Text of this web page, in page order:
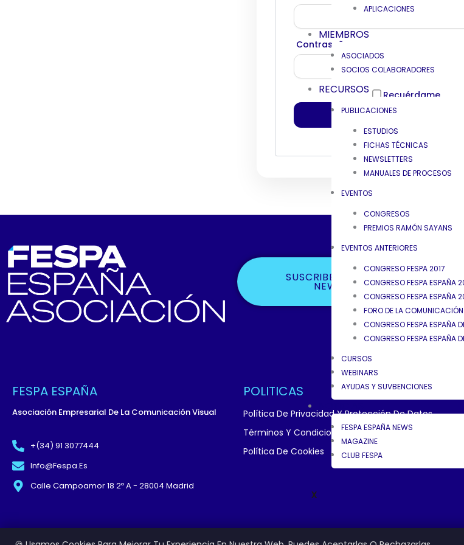
APLICACIONES
MIEMBROS
ASOCIADOS
SOCIOS COLABORADORES
RECURSOS
PUBLICACIONES
ESTUDIOS
FICHAS TÉCNICAS
NEWSLETTERS
MANUALES DE PROCESOS
EVENTOS
CONGRESOS
PREMIOS RAMÓN SAYANS
EVENTOS ANTERIORES
CONGRESO FESPA 2017
CONGRESO FESPA ESPAÑA
CONGRESO FESPA ESPAÑA
FORO DE LA
CONGRESO FESPA ESPAÑA
CONGRESO FESPA ESPAÑA
CURSOS
WEBINARS
AYUDAS Y SUVBENCIONES
FESPA ESPAÑA NEWS
MAGAZINE
CLUB FESPA
X
Contraseña
Recuérdame
SUSCRIBETE A NUESTRA
NEWSLETTER
FESPA ESPAÑA
Asociación Empresarial De La Comunicación Visual
+(34) 91 3077444
Info@fespa.es
Calle Campoamor 18 2º A - 28004 Madrid
POLITICAS
Política De Privacidad Y Protección De Datos
Términos Y Condiciones
Política De Cookies